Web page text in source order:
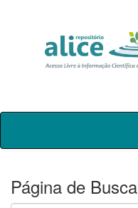
Skip
Página de Busca